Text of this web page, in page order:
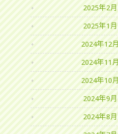
2025年2月
2025年1月
2024年12月
2024年11月
2024年10月
2024年9月
2024年8月